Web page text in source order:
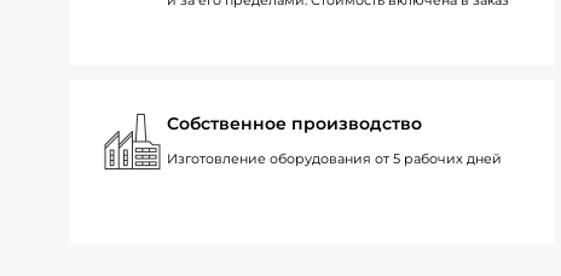
Собственное производство
Изготовление оборудования от 5 рабочих дней